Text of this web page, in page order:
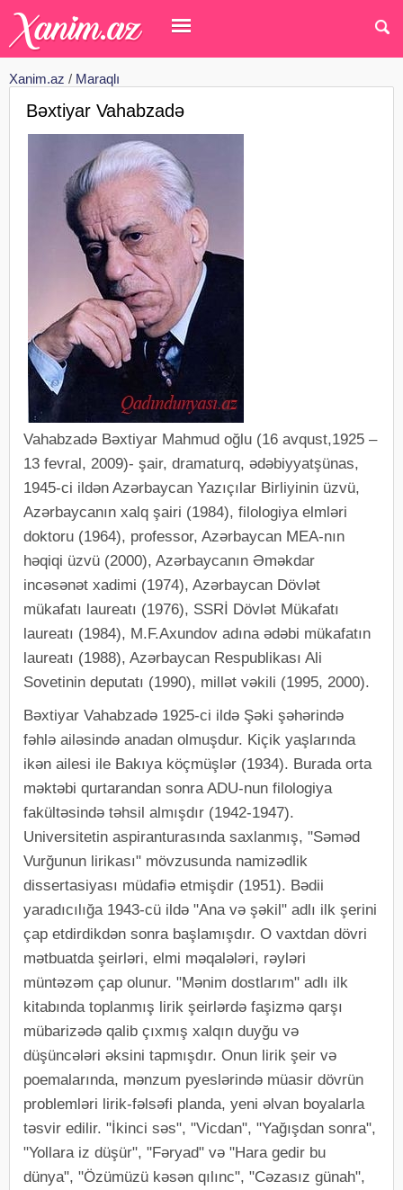
Xanim.az / Maraqlı
Bəxtiyar Vahabzadə
Vahabzadə Bəxtiyar Mahmud oğlu (16 avqust,1925 –
13 fevral, 2009)- şair, dramaturq, ədəbiyyatşünas,
1945-ci ildən Azərbaycan Yazıçılar Birliyinin üzvü,
Azərbaycanın xalq şairi (1984), filologiya elmləri
doktoru (1964), professor, Azərbaycan MEA-nın
həqiqi üzvü (2000), Azərbaycanın Əməkdar
incəsənət xadimi (1974), Azərbaycan Dövlət
mükafatı laureatı (1976), SSRİ Dövlət Mükafatı
laureatı (1984), M.F.Axundov adına ədəbi mükafatın
laureatı (1988), Azərbaycan Respublikası Ali
Sovetinin deputatı (1990), millət vəkili (1995, 2000).
Bəxtiyar Vahabzadə 1925-ci ildə Şəki şəhərində
fəhlə ailəsində anadan olmuşdur. Kiçik yaşlarında
ikən ailesi ile Bakıya köçmüşlər (1934). Burada orta
məktəbi qurtarandan sonra ADU-nun filologiya
fakültəsində təhsil almışdır (1942-1947).
Universitetin aspiranturasında saxlanmış, "Səməd
Vurğunun lirikası" mövzusunda namizədlik
dissertasiyası müdafiə etmişdir (1951). Bədii
yaradıcılığa 1943-cü ildə "Ana və şəkil" adlı ilk şerini
çap etdirdikdən sonra başlamışdır. O vaxtdan dövri
mətbuatda şeirləri, elmi məqalələri, rəyləri
müntəzəm çap olunur. "Mənim dostlarım" adlı ilk
kitabında toplanmış lirik şeirlərdə faşizmə qarşı
mübarizədə qalib çıxmış xalqın duyğu və
düşüncələri əksini tapmışdır. Onun lirik şeir və
poemalarında, mənzum pyeslərində müasir dövrün
problemləri lirik-fəlsəfi planda, yeni əlvan boyalarla
təsvir edilir. "İkinci səs", "Vicdan", "Yağışdan sonra",
"Yollara iz düşür", "Fəryad" və "Hara gedir bu
dünya", "Özümüzü kəsən qılınc", "Cəzasız günah",